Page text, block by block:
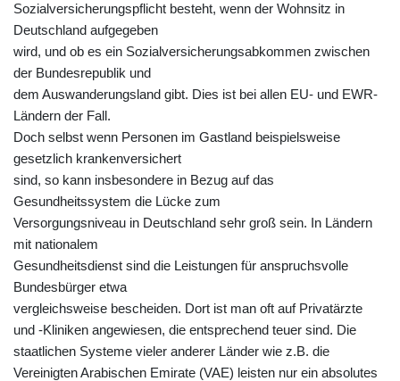
Sozialversicherungspflicht besteht, wenn der Wohnsitz in
Deutschland aufgegeben
wird, und ob es ein Sozialversicherungsabkommen zwischen
der Bundesrepublik und
dem Auswanderungsland gibt. Dies ist bei allen EU- und EWR-
Ländern der Fall.
Doch selbst wenn Personen im Gastland beispielsweise
gesetzlich krankenversichert
sind, so kann insbesondere in Bezug auf das
Gesundheitssystem die Lücke zum
Versorgungsniveau in Deutschland sehr groß sein. In Ländern
mit nationalem
Gesundheitsdienst sind die Leistungen für anspruchsvolle
Bundesbürger etwa
vergleichsweise bescheiden. Dort ist man oft auf Privatärzte
und -Kliniken angewiesen, die entsprechend teuer sind. Die
staatlichen Systeme vieler anderer Länder wie z.B. die
Vereinigten Arabischen Emirate (VAE) leisten nur ein absolutes